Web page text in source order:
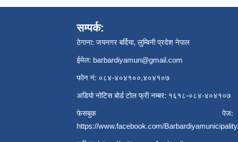
सम्पर्क:
ठेगाना: जयनगर बर्दिया, लुम्बिनी प्रदेश नेपाल
ईमेल: barbardiyamun@gmail.com
फोन नं: ०८४-४०४१००,४०४१०७
अडियो नोटिस बोर्ड टोल फ्री नम्बर: १६१८-०८४-४०४१०७
फेसबुक पेज:
https://www.facebook.com/